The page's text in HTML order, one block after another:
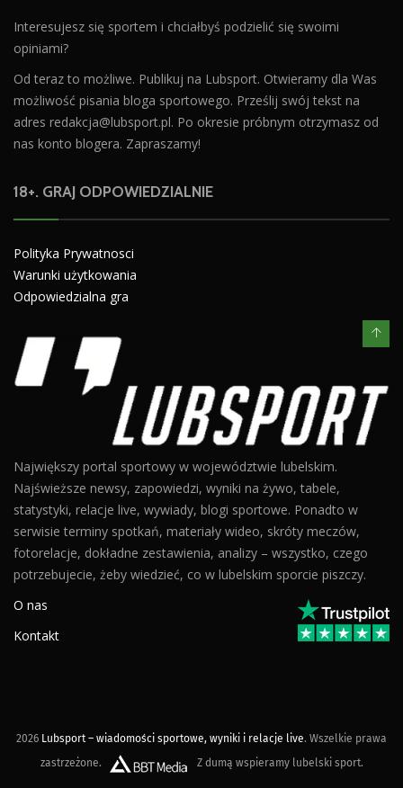
Interesujesz się sportem i chciałbyś podzielić się swoimi
opiniami?
Od teraz to możliwe. Publikuj na Lubsport. Otwieramy dla Was
możliwość pisania bloga sportowego. Prześlij swój tekst na
adres redakcja@lubsport.pl. Po okresie próbnym otrzymasz od
nas konto blogera. Zapraszamy!
18+. GRAJ ODPOWIEDZIALNIE
Polityka Prywatnosci
Warunki użytkowania
Odpowiedzialna gra
Największy portal sportowy w województwie lubelskim.
Najświeższe newsy, zapowiedzi, wyniki na żywo, tabele,
statystyki, relacje live, wywiady, blogi sportowe. Ponadto w
serwisie terminy spotkań, materiały wideo, skróty meczów,
fotorelacje, dokładne zestawienia, analizy – wszystko, czego
potrzebujecie, żeby wiedzieć, co w lubelskim sporcie piszczy.
O nas
Kontakt
2026 Lubsport – wiadomości sportowe, wyniki i relacje live. Wszelkie prawa
zastrzeżone.
Z dumą wspieramy lubelski sport.